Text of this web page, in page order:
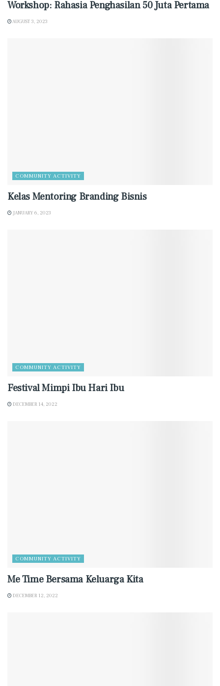
Workshop: Rahasia Penghasilan 50 Juta Pertama
AUGUST 3, 2023
COMMUNITY ACTIVITY
Kelas Mentoring Branding Bisnis
JANUARY 6, 2023
COMMUNITY ACTIVITY
Festival Mimpi Ibu Hari Ibu
DECEMBER 14, 2022
COMMUNITY ACTIVITY
Me Time Bersama Keluarga Kita
DECEMBER 12, 2022